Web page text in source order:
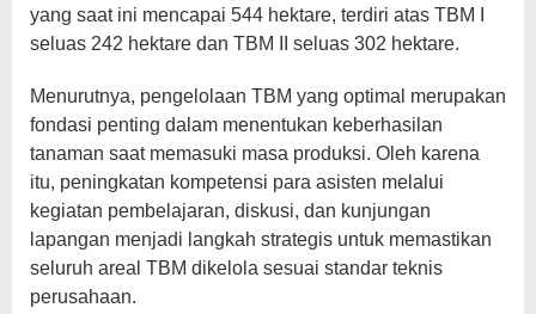
yang saat ini mencapai 544 hektare, terdiri atas TBM I
seluas 242 hektare dan TBM II seluas 302 hektare.
Menurutnya, pengelolaan TBM yang optimal merupakan
fondasi penting dalam menentukan keberhasilan
tanaman saat memasuki masa produksi. Oleh karena
itu, peningkatan kompetensi para asisten melalui
kegiatan pembelajaran, diskusi, dan kunjungan
lapangan menjadi langkah strategis untuk memastikan
seluruh areal TBM dikelola sesuai standar teknis
perusahaan.